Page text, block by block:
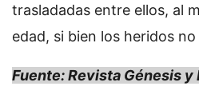
trasladadas entre ellos, al
edad, si bien los heridos
Fuente: Revista Génesis y